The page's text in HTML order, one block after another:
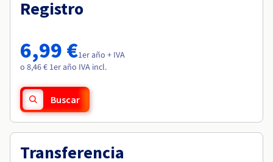
Precios
Roadmap & Changelog
Observabilidad
Roadmap y Changelog
Roadmap & Changelog
Roadmap & Changelog
Roadmap & Changelog
Registro
6,99 €1er año + IVA
o 8,46 € 1er año IVA incl.
Buscar
Transferencia